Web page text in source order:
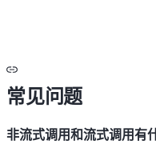
常见问题
非流式调用和流式调用有